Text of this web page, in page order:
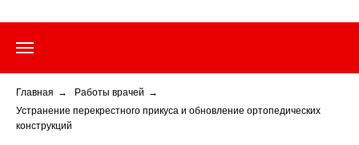
Главная → Работы врачей →
Устранение перекрестного прикуса и обновление ортопедических
конструкций